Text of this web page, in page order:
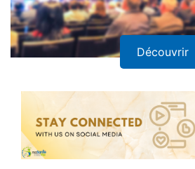
Découvrir